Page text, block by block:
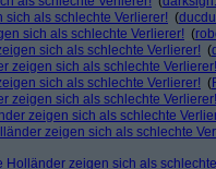
als schlechte Verlierer! (
sich als schlechte Verlierer! (
sich als schlechte Verlierer! (
zeigen sich als schlechte Verlierer!
sich als schlechte Verlierer! (
zeigen sich als schlechte Verlierer!
zeigen sich als schlechte
zeigen sich als schlechte
Holländer zeigen sich als